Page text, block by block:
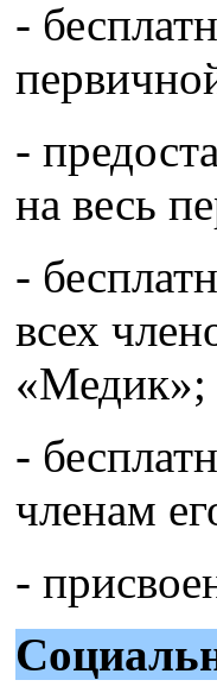
-
-
на весь
-
всех
«Медик»;
-
членам
-